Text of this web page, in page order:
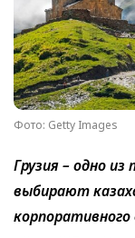
Фото: Getty Images
Грузия – одно
выбирают
корпоративного